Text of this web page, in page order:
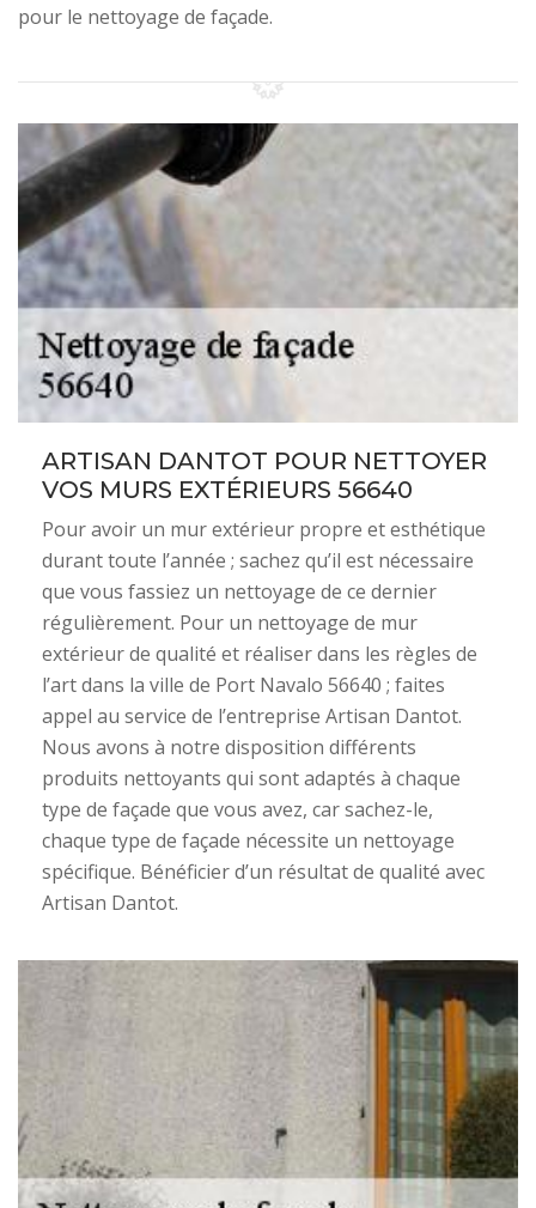
pour le nettoyage de façade.
ARTISAN DANTOT POUR NETTOYER
VOS MURS EXTÉRIEURS 56640
Pour avoir un mur extérieur propre et esthétique
durant toute l’année ; sachez qu’il est nécessaire
que vous fassiez un nettoyage de ce dernier
régulièrement. Pour un nettoyage de mur
extérieur de qualité et réaliser dans les règles de
l’art dans la ville de Port Navalo 56640 ; faites
appel au service de l’entreprise Artisan Dantot.
Nous avons à notre disposition différents
produits nettoyants qui sont adaptés à chaque
type de façade que vous avez, car sachez-le,
chaque type de façade nécessite un nettoyage
spécifique. Bénéficier d’un résultat de qualité avec
Artisan Dantot.